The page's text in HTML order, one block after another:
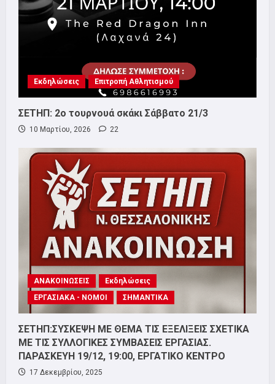
Εκδηλώσεις Επιτροπή Αθλητισμού
ΣΕΤΗΠ: 2ο τουρνουά σκάκι Σάββατο 21/3
10 Μαρτίου, 2026 22
ΑΝΑΚΟΙΝΩΣΕΙΣ
Εκδηλώσεις
ΕΡΓΑΣΙΑΚΑ - ΝΟΜΟΙ
ΣΗΜΑΝΤΙΚΑ
ΣΕΤΗΠ:ΣΥΣΚΕΨΗ ΜΕ ΘΕΜΑ ΤΙΣ ΕΞΕΛΙΞΕΙΣ ΣΧΕΤΙΚΑ
ΜΕ ΤΙΣ ΣΥΛΛΟΓΙΚΕΣ ΣΥΜΒΑΣΕΙΣ ΕΡΓΑΣΙΑΣ.
ΠΑΡΑΣΚΕΥΗ 19/12, 19:00, ΕΡΓΑΤΙΚΟ ΚΕΝΤΡΟ
17 Δεκεμβρίου, 2025